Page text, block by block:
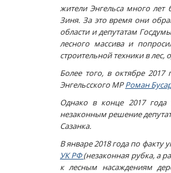
жители Энгельса много лет
Зиня. За это время они
области и депутатам
лесного массива и
строительной техники в
Более того, в октябре 2017
Энгельсского МРРоман
Однако в конце 2017 года
незаконным решение
Сазанка.
В январе 2018 года по
УК РФ(незаконная рубка, а
к лесным насаждениям